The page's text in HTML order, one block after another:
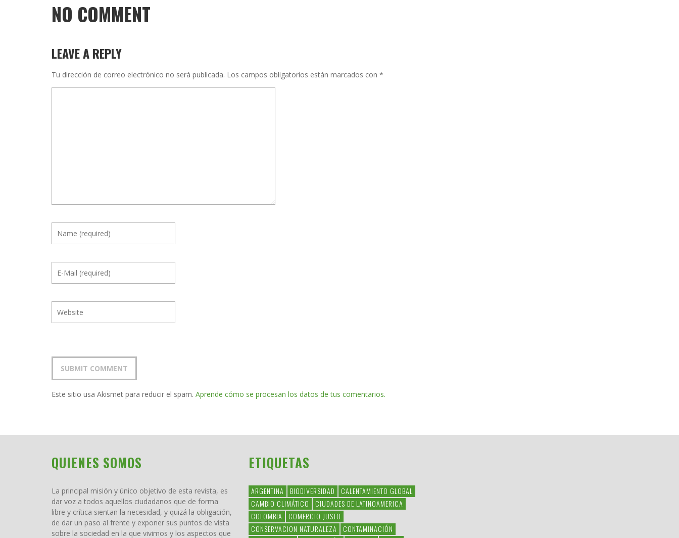
NO COMMENT
LEAVE A REPLY
Tu dirección de correo electrónico no será publicada. Los campos obligatorios están marcados con *
Este sitio usa Akismet para reducir el spam. Aprende cómo se procesan los datos de tus comentarios.
QUIENES SOMOS
La principal misión y único objetivo de esta revista, es
dar voz a todos aquellos ciudadanos que de forma
libre y crítica sientan la necesidad, y quizá la obligación,
de dar un paso al frente y exponer sus puntos de vista
sobre la sociedad en la que vivimos y los aspectos que
ETIQUETAS
ARGENTINA BIODIVERSIDAD
CALENTAMIENTO GLOBAL
CAMBIO CLIMÁTICO
CIUDADES DE LATINOAMERICA
COLOMBIA
COMERCIO JUSTO
CONSERVACION NATURALEZA
CONTAMINACIÓN